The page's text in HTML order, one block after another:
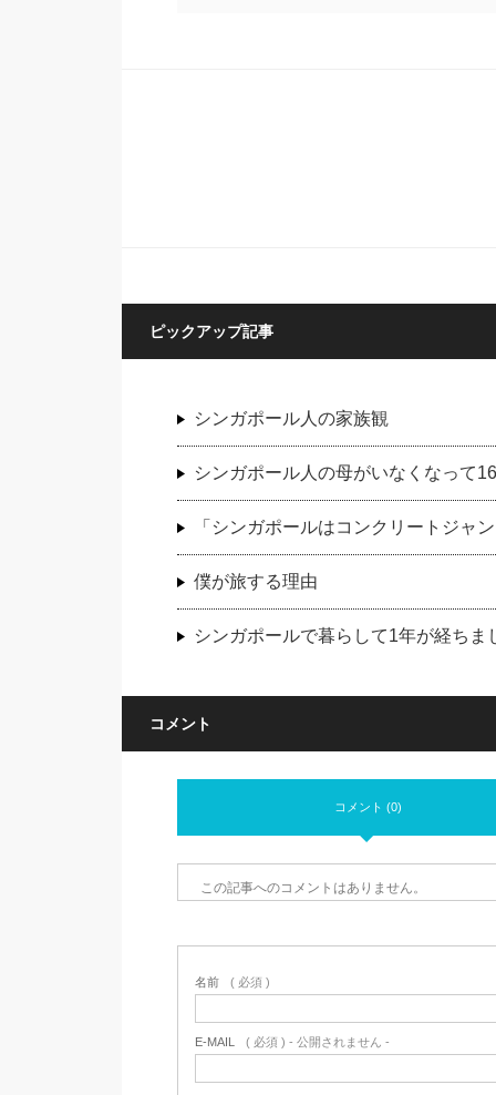
ピックアップ記事
シンガポール人の家族観
シンガポール人の母がいなくなって
「シンガポールはコンクリートジャ
僕が旅する理由
シンガポールで暮らして1年が経ちま
コメント
コメント (0)
この記事へのコメントはありません。
名前 ( 必須 )
E-MAIL ( 必須 ) - 公開されません -